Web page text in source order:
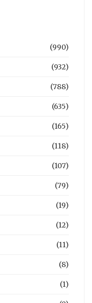
(990)
(932)
(788)
(635)
(165)
(118)
(107)
(79)
(19)
(12)
(11)
(8)
(1)